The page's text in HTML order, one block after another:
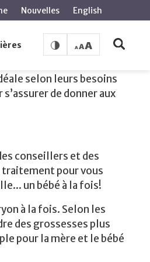
Nouvelles English
selon leurs besoins
de donner aux
conseillers et des
traitement pour vous
un bébé à la fois!
à la fois. Selon les
des grossesses plus
pour la mère et le bébé